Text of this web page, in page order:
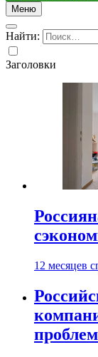
Меню
Найти:
Заголовки
12 месяцев